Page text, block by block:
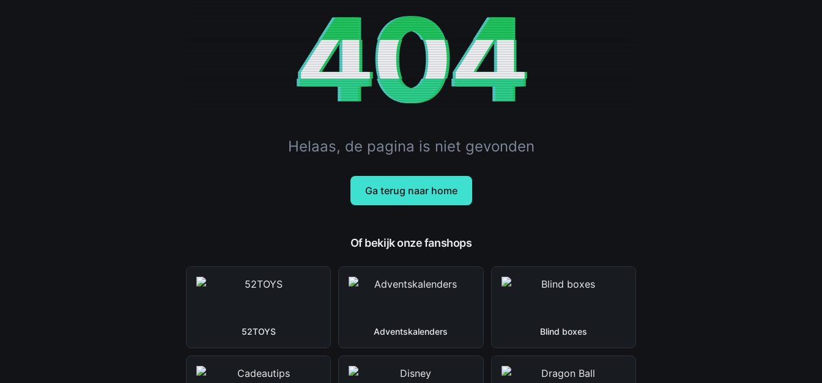
404
Helaas, de pagina is niet gevonden
Ga terug naar home
Of bekijk onze fanshops
52TOYS Adventskalenders Blind boxes